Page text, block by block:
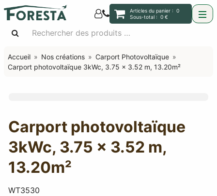
Articles du panier :0
Sous-total :0 €
Accueil Nos créations
Carport Photovoltaïque
Carport photovoltaïque 3kWc, 3.75 x 3.52 m, 13.20m²
Carport photovoltaïque
3kWc, 3.75 x 3.52 m,
13.20m²
WT3530